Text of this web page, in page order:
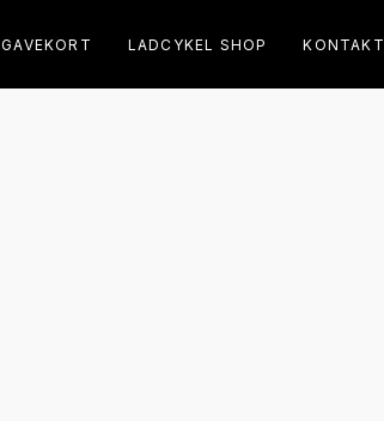
GAVEKORT LADCYKEL SHOP KONTAKT